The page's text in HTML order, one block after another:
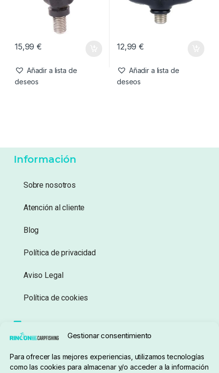
Gestionar consentimiento
Para ofrecer las mejores experiencias, utilizamos tecnologías
como las cookies para almacenar y/o acceder a la información
15,99€
Añadir a lista de
deseos
12,99€
Añadir a lista de
deseos
Información
Sobre nosotros
Atención al cliente
Blog
Política de privacidad
Aviso Legal
Política de cookies